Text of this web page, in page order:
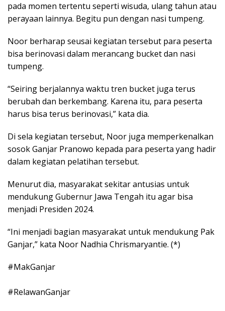
pada momen tertentu seperti wisuda, ulang tahun atau
perayaan lainnya. Begitu pun dengan nasi tumpeng.
Noor berharap seusai kegiatan tersebut para peserta
bisa berinovasi dalam merancang bucket dan nasi
tumpeng.
“Seiring berjalannya waktu tren bucket juga terus
berubah dan berkembang. Karena itu, para peserta
harus bisa terus berinovasi,” kata dia.
Di sela kegiatan tersebut, Noor juga memperkenalkan
sosok Ganjar Pranowo kepada para peserta yang hadir
dalam kegiatan pelatihan tersebut.
Menurut dia, masyarakat sekitar antusias untuk
mendukung Gubernur Jawa Tengah itu agar bisa
menjadi Presiden 2024.
“Ini menjadi bagian masyarakat untuk mendukung Pak
Ganjar,” kata Noor Nadhia Chrismaryantie. (*)
#MakGanjar
#RelawanGanjar